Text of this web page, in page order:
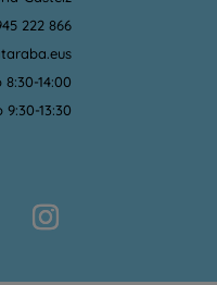
222 866
14:00
13:30